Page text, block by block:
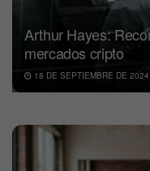
Arthur Hayes:
mercados cripto
18 DE SEPTIEMBRE DE 2024